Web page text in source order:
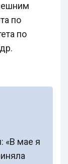
по
по
«В мае я